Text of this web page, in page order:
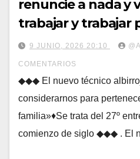
renuncie a nada y
trabajar y trabajar
9 JUNIO, 2026 20:10
COMENTARIOS
◆◆◆ El nuevo técnico
considerarnos para
familia»♦Se trata del 27º
comienzo de siglo ◆◆◆ . El